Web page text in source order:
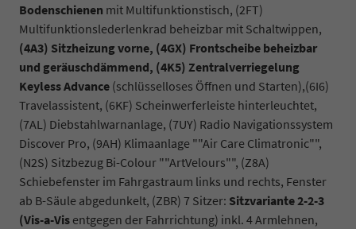
Bodenschienen mit Multifunktionstisch, (2FT)
Multifunktionslederlenkrad beheizbar mit Schaltwippen,
(4A3) Sitzheizung vorne, (4GX) Frontscheibe beheizbar
und geräuschdämmend, (4K5) Zentralverriegelung
Keyless Advance (schlüsselloses Öffnen und Starten),(6I6)
Travelassistent, (6KF) Scheinwerferleiste hinterleuchtet,
(7AL) Diebstahlwarnanlage, (7UY) Radio Navigationssystem
Discover Pro, (9AH) Klimaanlage ""Air Care Climatronic"",
(N2S) Sitzbezug Bi-Colour ""ArtVelours"", (Z8A)
Schiebefenster im Fahrgastraum links und rechts, Fenster
ab B-Säule abgedunkelt, (ZBR) 7 Sitzer: Sitzvariante 2-2-3
(Vis-a-Vis entgegen der Fahrrichtung) inkl. 4 Armlehnen,